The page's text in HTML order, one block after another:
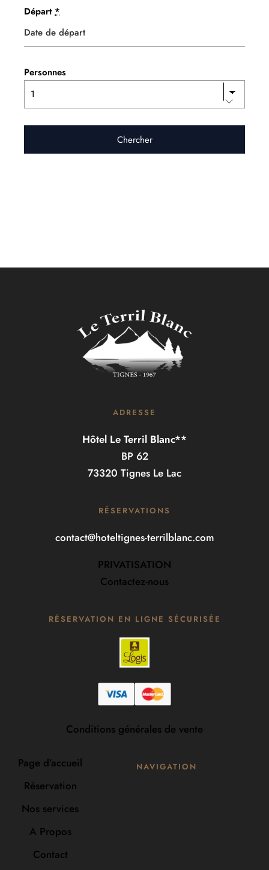
Départ*
Personnes
ADRESSE
Hôtel Le Terril Blanc**
BP 62
73320 Tignes Le Lac
RÉSERVATIONS
contact@hoteltignes-terrilblanc.com
PRIVATISATION
Contactez-nous
RÉSERVATION EN LIGNE SÉCURISÉE
Conditions générales de vente
NAVIGATION
Page d’accueil
Réservation
Nos services
A Propos
Contact